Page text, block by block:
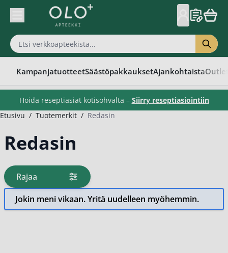
Skip to Content
KampanjatuotteetSäästöpakkauksetAjankohtaista
Hoida reseptiasiat kotisohvalta – Siirry reseptiasiointiin
Etusivu / Tuotemerkit / Redasin
Redasin
Rajaa
tuotteita
Jokin meni vikaan. Yritä uudelleen myöhemmin.